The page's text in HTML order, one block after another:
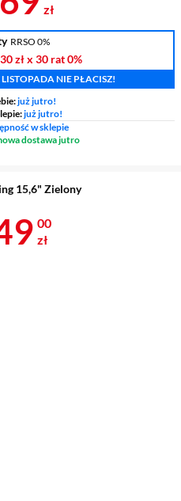
zł
RRSO 0%
złx 30 rat0%
NIE PŁACISZ!
już jutro!
już jutro!
w sklepie
dostawa jutro
15,6" Zielony
349 zł
00
zł